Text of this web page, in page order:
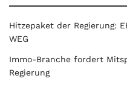
Hitzepaket der Regierung:
WEG
Immo-Branche fordert
Regierung